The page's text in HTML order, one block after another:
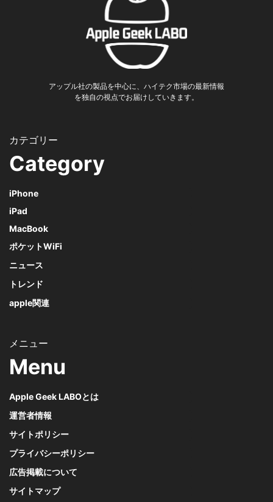
アップル社の製品を中心に、ハイテク市場の最新情報
を独自の視点でお届けしていきます。
Category
iPhone
iPad
MacBook
ポケットWiFi
ニュース
トレンド
apple関連
Menu
Apple Geek LABOとは
運営者情報
サイトポリシー
プライバシーポリシー
広告掲載について
サイトマップ